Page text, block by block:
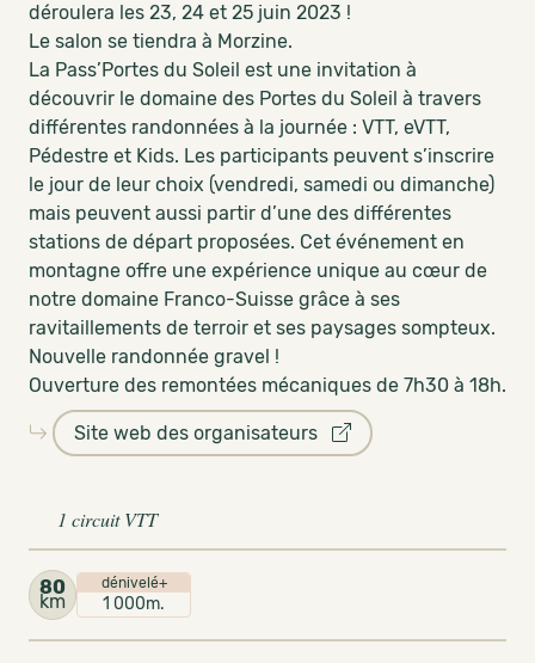
déroulera les 23, 24 et 25 juin 2023 !
Le salon se tiendra à Morzine.
La Pass’Portes du Soleil est une invitation à
découvrir le domaine des Portes du Soleil à travers
différentes randonnées à la journée : VTT, eVTT,
Pédestre et Kids. Les participants peuvent s’inscrire
le jour de leur choix (vendredi, samedi ou dimanche)
mais peuvent aussi partir d’une des différentes
stations de départ proposées. Cet événement en
montagne offre une expérience unique au cœur de
notre domaine Franco-Suisse grâce à ses
ravitaillements de terroir et ses paysages sompteux.
Nouvelle randonnée gravel !
Ouverture des remontées mécaniques de 7h30 à 18h.
Site web des organisateurs
1 circuit VTT
80
km
dénivelé+
1 000m.